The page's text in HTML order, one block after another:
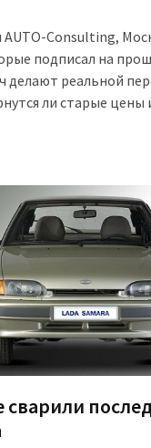
Consulting,
подписал на
делают реальной
ли старые цены
сварили